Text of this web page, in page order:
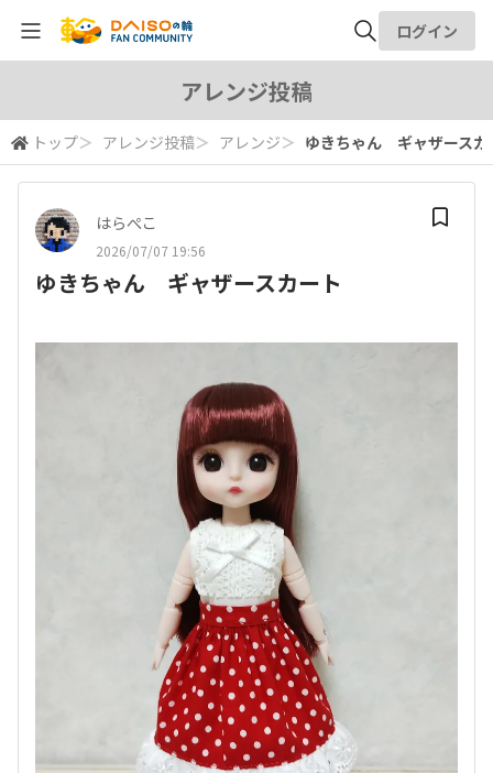
検索
ログイン
アレンジ投稿
トップ＞ アレンジ投稿＞ アレンジ＞ ゆきちゃん ギャザースカ
はらぺこ
2026/07/07 19:56
ゆきちゃん ギャザースカート